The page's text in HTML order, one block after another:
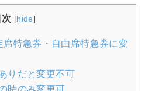
次 [hide]
席特急券・自由席特急券に変
りだと変更不可
時のみ変更可